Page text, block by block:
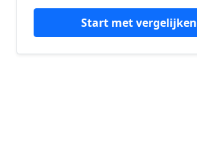
Start met vergelijken